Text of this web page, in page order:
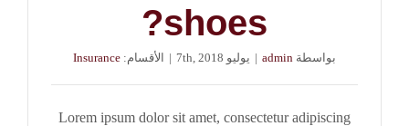
shoes?
بواسطة admin
| يوليو 7th, 2018 | الأقسام: Insurance
Lorem ipsum dolor sit amet, consectetur adipiscing